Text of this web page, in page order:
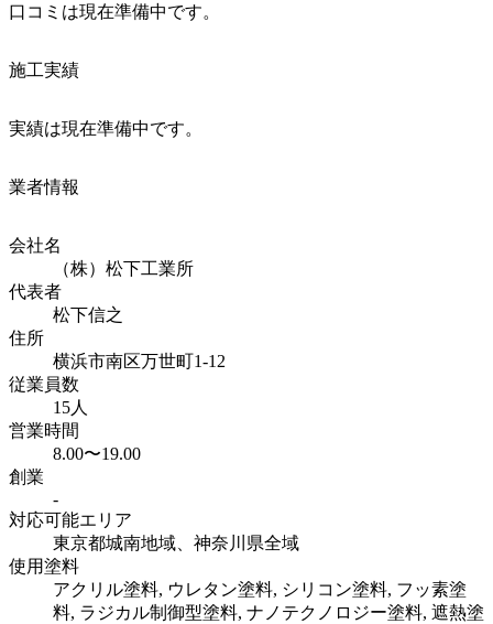
口コミは現在準備中です。
施工実績
実績は現在準備中です。
業者情報
会社名
（株）松下工業所
代表者
松下信之
住所
横浜市南区万世町1-12
従業員数
15人
営業時間
8.00〜19.00
創業
-
対応可能エリア
東京都城南地域、神奈川県全域
使用塗料
アクリル塗料, ウレタン塗料, シリコン塗料, フッ素塗
料, ラジカル制御型塗料, ナノテクノロジー塗料, 遮熱塗